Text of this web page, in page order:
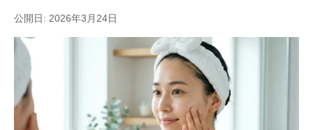
公開日: 2026年3月24日
料金表